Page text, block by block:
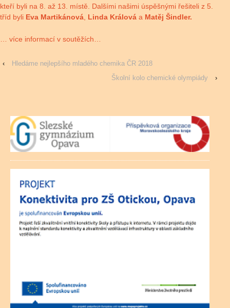
kteří byli na 8. až 13. místě. Dalšími našimi úspěšnými řešiteli z 5.
tříd byli Eva Martikánová Linda Králová a Matěj Šindler.
… více informací v soutěžích…
‹
Hledáme nejlepšího mladého chemika ČR 2018
Školní kolo chemické olympiády
›